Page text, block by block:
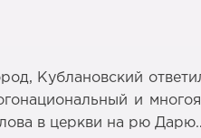
Кублановский
и
в церкви на рю